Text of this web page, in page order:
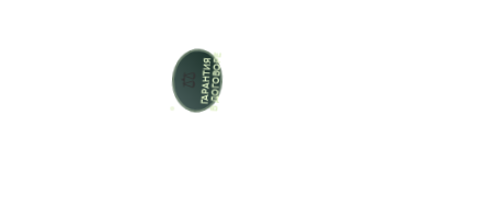
⚖️ ГАРАНТИЯ
В ДОГОВОРЕ